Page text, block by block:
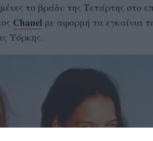
το βράδυ της Τετάρτης στο
Chanel με αφορμή τα εγκαίνια
Υόρκης.